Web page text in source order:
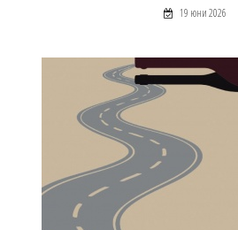
19 юни 2026